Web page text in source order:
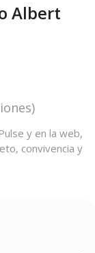
Albert
y en la web,
convivencia y